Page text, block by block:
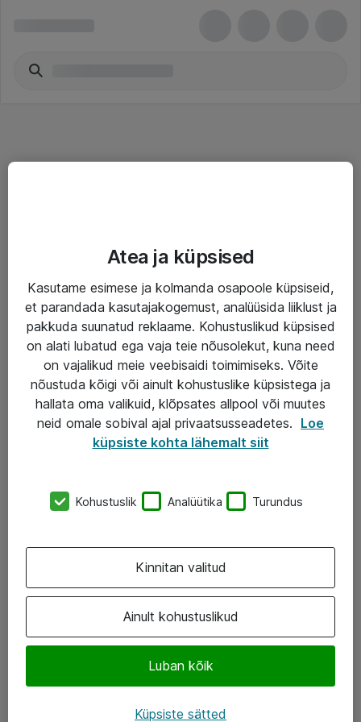
Haldusteenused
Garantii
Turva- ja nõrkvoolulahendused
AS ATEA
+372 659 3591
Järvevana tee 7b, 10112 Tallinn
Facebook
Atea ja küpsised
Kasutame esimese ja kolmanda osapoole küpsiseid,
et parandada kasutajakogemust, analüüsida liiklust ja
pakkuda suunatud reklaame. Kohustuslikud küpsised
on alati lubatud ega vaja teie nõusolekut, kuna need
on vajalikud meie veebisaidi toimimiseks. Võite
nõustuda kõigi või ainult kohustuslike küpsistega ja
hallata oma valikuid, klõpsates allpool või muutes
neid omale sobival ajal privaatsusseadetes. Loe
küpsiste kohta lähemalt siit
Kohustuslik Analüütika Turundus
Ainult kohustuslikud
Luban kõik
Kinnitan valitud
Küpsiste sätted